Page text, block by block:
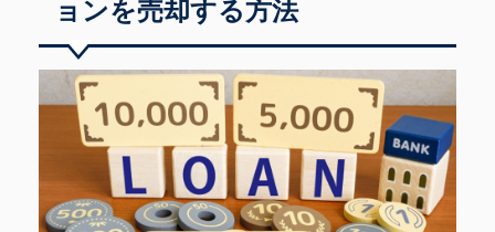
ョンを売却する方法